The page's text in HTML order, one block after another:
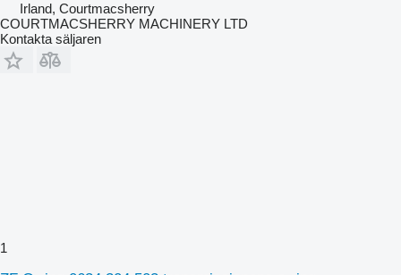
Irland, Courtmacsherry
COURTMACSHERRY MACHINERY LTD
Kontakta säljaren
1